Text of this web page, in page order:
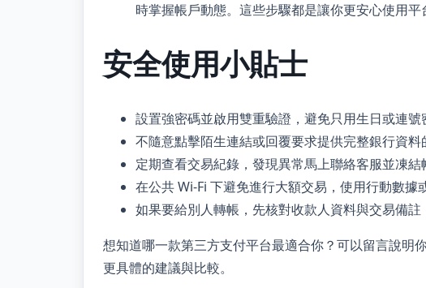
時掌握帳戶動態。這些步驟都是讓你更安心使用平
安全使用小貼士
設置強密碼並啟用雙重驗證，避免只用生日或連號
不隨意點擊陌生連結或回覆要求提供完整銀行資料
定期查看交易紀錄，發現異常馬上聯絡客服並凍結
在公共 Wi‑Fi 下避免進行大額交易，使用行動數據
如果要給別人轉帳，先核對收款人資料與交易備註
想知道哪一款第三方支付平台最適合你？可以留言說明
更具體的建議與比較。